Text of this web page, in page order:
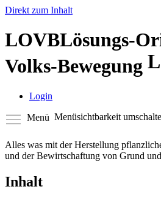
Direkt zum Inhalt
LOVBLösungs-
Volks-Bewegung
Login
Menü Menüsichtbarkeit
Alles was mit der Herstellung
und der Bewirtschaftung von Grund
Inhalt